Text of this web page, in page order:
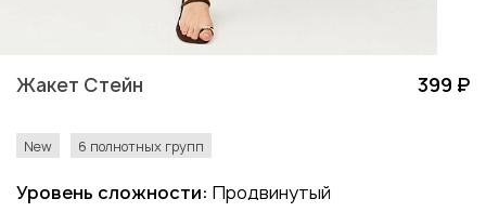
Жакет Стейн 399 ₽
New 6 полнотных групп
Уровень сложности: Продвинутый